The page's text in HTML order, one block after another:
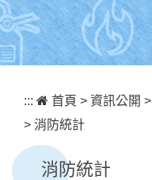
::: 首頁 > 資訊公開 >
> 消防統計
消防統計